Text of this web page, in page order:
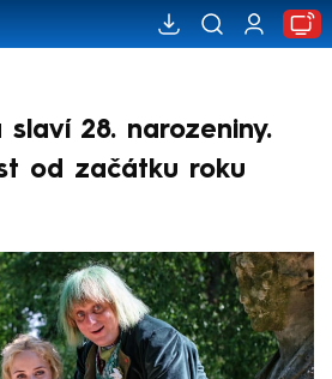
slaví 28. narozeniny.
od začátku roku